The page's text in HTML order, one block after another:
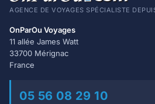
AGENCE DE VOYAGES SPÉCIALISTE
OnParOu Voyages
11 allée James Watt
33700 Mérignac
France
05 56 08 29 10